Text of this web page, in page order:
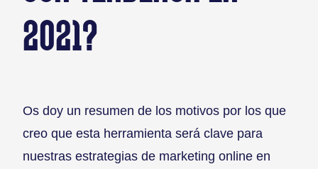
2021?
Os doy un resumen de los motivos por los que
creo que esta herramienta será clave para
nuestras estrategias de marketing online en